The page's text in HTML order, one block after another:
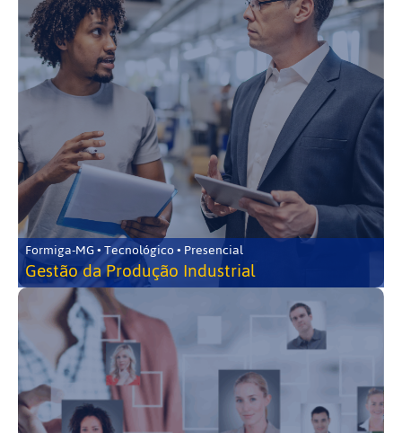
Formiga-MG • Tecnológico • Presencial
Gestão da Produção Industrial